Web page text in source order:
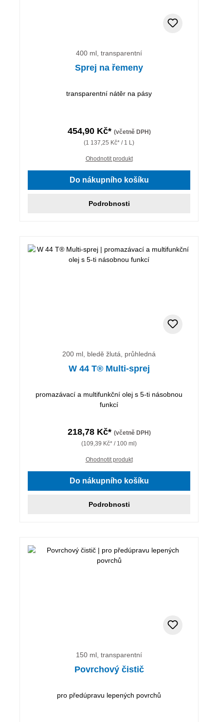
400 ml, transparentní
Sprej na řemeny
transparentní nátěr na pásy
454,90 Kč* (včetně DPH)
(1 137,25 Kč* / 1 L)
Ohodnotit produkt
Do nákupního košíku
Podrobnosti
200 ml, bledě žlutá, průhledná
W 44 T® Multi-sprej
promazávací a multifunkční olej s 5-ti násobnou
funkcí
218,78 Kč* (včetně DPH)
(109,39 Kč* / 100 ml)
Ohodnotit produkt
Do nákupního košíku
Podrobnosti
150 ml, transparentní
Povrchový čistič
pro předúpravu lepených povrchů